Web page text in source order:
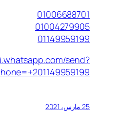
01006688701
01004279905
01149959199
send?
25 مارس، 2021